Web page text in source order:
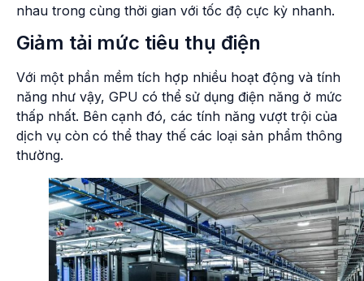
nhau trong cùng thời gian với tốc độ cực kỳ nhanh.
Giảm tải mức tiêu thụ điện
Với một phần mềm tích hợp nhiều hoạt động và tính
năng như vậy, GPU có thể sử dụng điện năng ở mức
thấp nhất. Bên cạnh đó, các tính năng vượt trội của
dịch vụ còn có thể thay thế các loại sản phẩm thông
thường.